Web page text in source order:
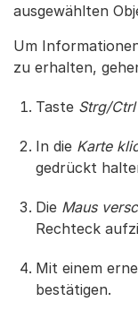
ausgewählten
Um
zu erhalten,
Taste Strg/Ctrl
In die Karte
gedrückt
Die Maus
Rechteck
Mit einem
bestätigen.